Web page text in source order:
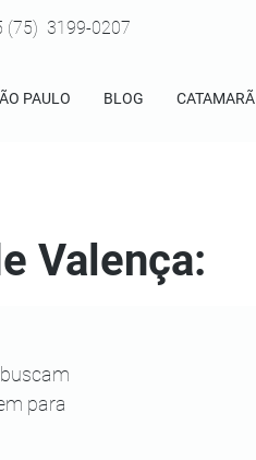
PAULO BLOG CATAMARÃ
(75) 3199-0207
para
Valença: